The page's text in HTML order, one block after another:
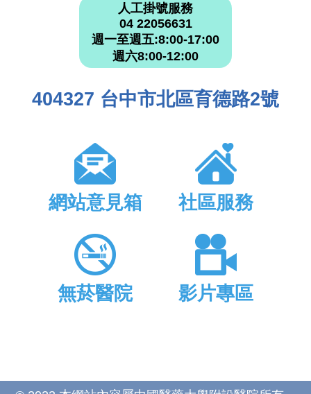
人工掛號服務
04 22056631
週一至週五:8:00-17:00
週六8:00-12:00
404327 台中市北區育德路2號
網站意見箱 社區服務
無菸醫院 影片專區